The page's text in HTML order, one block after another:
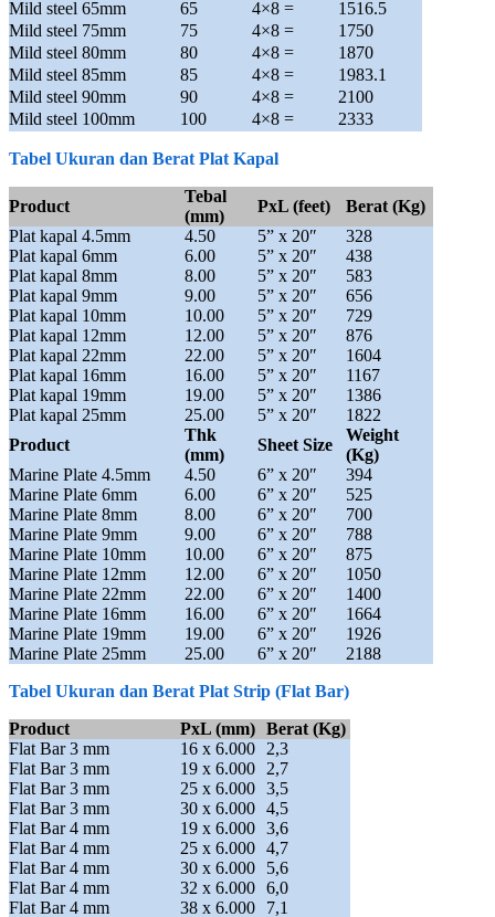
Mild steel 65mm 65 4×8 =
1516.5
Mild steel 75mm
75 4×8 =
1750
Mild steel 80mm
80 4×8 =
1870
Mild steel 85mm
85 4×8 =
1983.1
Mild steel 90mm
90 4×8 =
2100
Mild steel 100mm
100 4×8 = 2333
Tabel Ukuran dan Berat Plat Kapal
Product
Tebal
(mm)
PxL (feet)
Berat (Kg)
Plat kapal 4.5mm
4.50 5” x 20″
328
Plat kapal 6mm
6.00 5” x 20″
438
Plat kapal 8mm
8.00 5” x 20″
583
Plat kapal 9mm
9.00 5” x 20″
656
Plat kapal 10mm
10.00 5” x 20″
729
Plat kapal 12mm
12.00 5” x 20″
876
Plat kapal 22mm
22.00 5” x 20″
1604
Plat kapal 16mm
16.00 5” x 20″
1167
Plat kapal 19mm
19.00 5” x 20″
1386
Plat kapal 25mm
25.00 5” x 20″
1822
Product
Thk
(mm)
Sheet Size
Weight
(Kg)
Marine Plate 4.5mm
4.50 6” x 20″
394
Marine Plate 6mm
6.00 6” x 20″
525
Marine Plate 8mm
8.00 6” x 20″
700
Marine Plate 9mm
9.00 6” x 20″
788
Marine Plate 10mm
10.00 6” x 20″
875
Marine Plate 12mm
12.00 6” x 20″
1050
Marine Plate 22mm
22.00 6” x 20″
1400
Marine Plate 16mm
16.00 6” x 20″
1664
Marine Plate 19mm
19.00 6” x 20″
1926
Marine Plate 25mm
25.00 6” x 20″
2188
Tabel Ukuran dan Berat Plat Strip (Flat Bar)
Product
PxL (mm) Berat (Kg)
Flat Bar 3 mm
16 x 6.000
2,3
Flat Bar 3 mm
19 x 6.000
2,7
Flat Bar 3 mm
25 x 6.000 3,5
Flat Bar 3 mm
30 x 6.000 4,5
Flat Bar 4 mm
19 x 6.000 3,6
Flat Bar 4 mm
25 x 6.000 4,7
Flat Bar 4 mm
30 x 6.000
5,6
Flat Bar 4 mm
32 x 6.000 6,0
Flat Bar 4 mm
38 x 6.000
7,1